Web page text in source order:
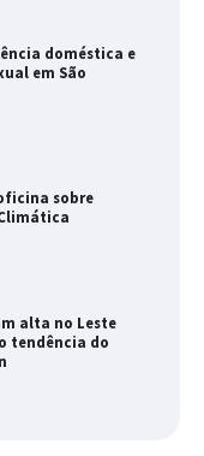
doméstica e
em São
sobre
alta no Leste
tendência do